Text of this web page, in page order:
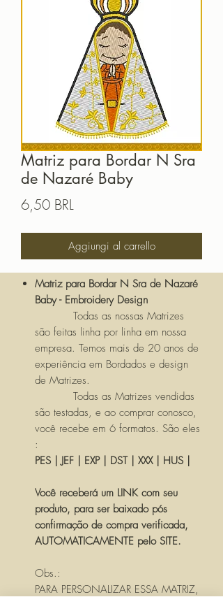
Matriz para Bordar N Sra
de Nazaré Baby
6,50 BRL
Aggiungi al carrello
Matriz para Bordar N Sra de Nazaré
Baby - Embroidery Design
Todas as nossas Matrizes
são feitas linha por linha em nossa
empresa. Temos mais de 20 anos de
experiência em Bordados e design
de Matrizes.
Todas as Matrizes vendidas
são testadas, e ao comprar conosco,
você recebe em 6 formatos. São eles
:
PES | JEF | EXP | DST | XXX | HUS |
Você receberá um LINK com seu
produto, para ser baixado pós
confirmação de compra verificada,
AUTOMATICAMENTE pelo SITE.
Obs.:
PARA PERSONALIZAR ESSA MATRIZ,